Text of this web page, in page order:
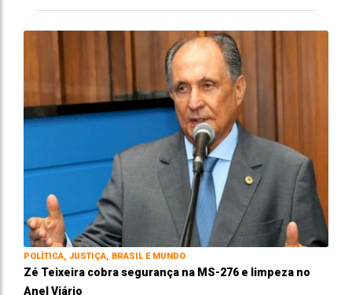
POLÍTICA, JUSTIÇA, BRASIL E MUNDO
Zé Teixeira cobra segurança na MS-276 e limpeza no
Anel Viário